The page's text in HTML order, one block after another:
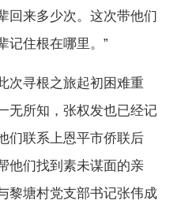
回来多少次。这次带他们
记住根在哪里。”
次寻根之旅起初困难重
无所知，张权发也已经记
们联系上恩平市侨联后
们找到素未谋面的亲
黎塘村党支部书记张伟成